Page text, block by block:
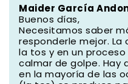
Maider García
Buenos días,
Necesitamos saber
responderle mejor.
la tos y en un
calmar de golpe. Hay
en la mayoría de las